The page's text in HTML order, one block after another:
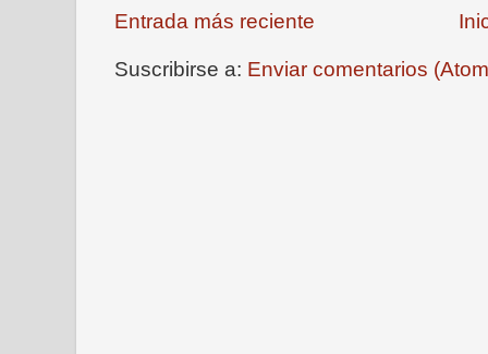
Entrada más reciente
Suscribirse a: Enviar comentarios